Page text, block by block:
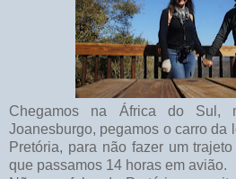
Chegamos na África do Sul,
Joanesburgo, pegamos o carro da
Pretória, para não fazer um
que passamos 14 horas em avião.